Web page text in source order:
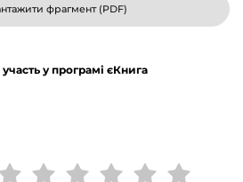
стилістичним блиском,
К. Е. Францоза на українську
фрагмент (PDF)
у програмі єКнига